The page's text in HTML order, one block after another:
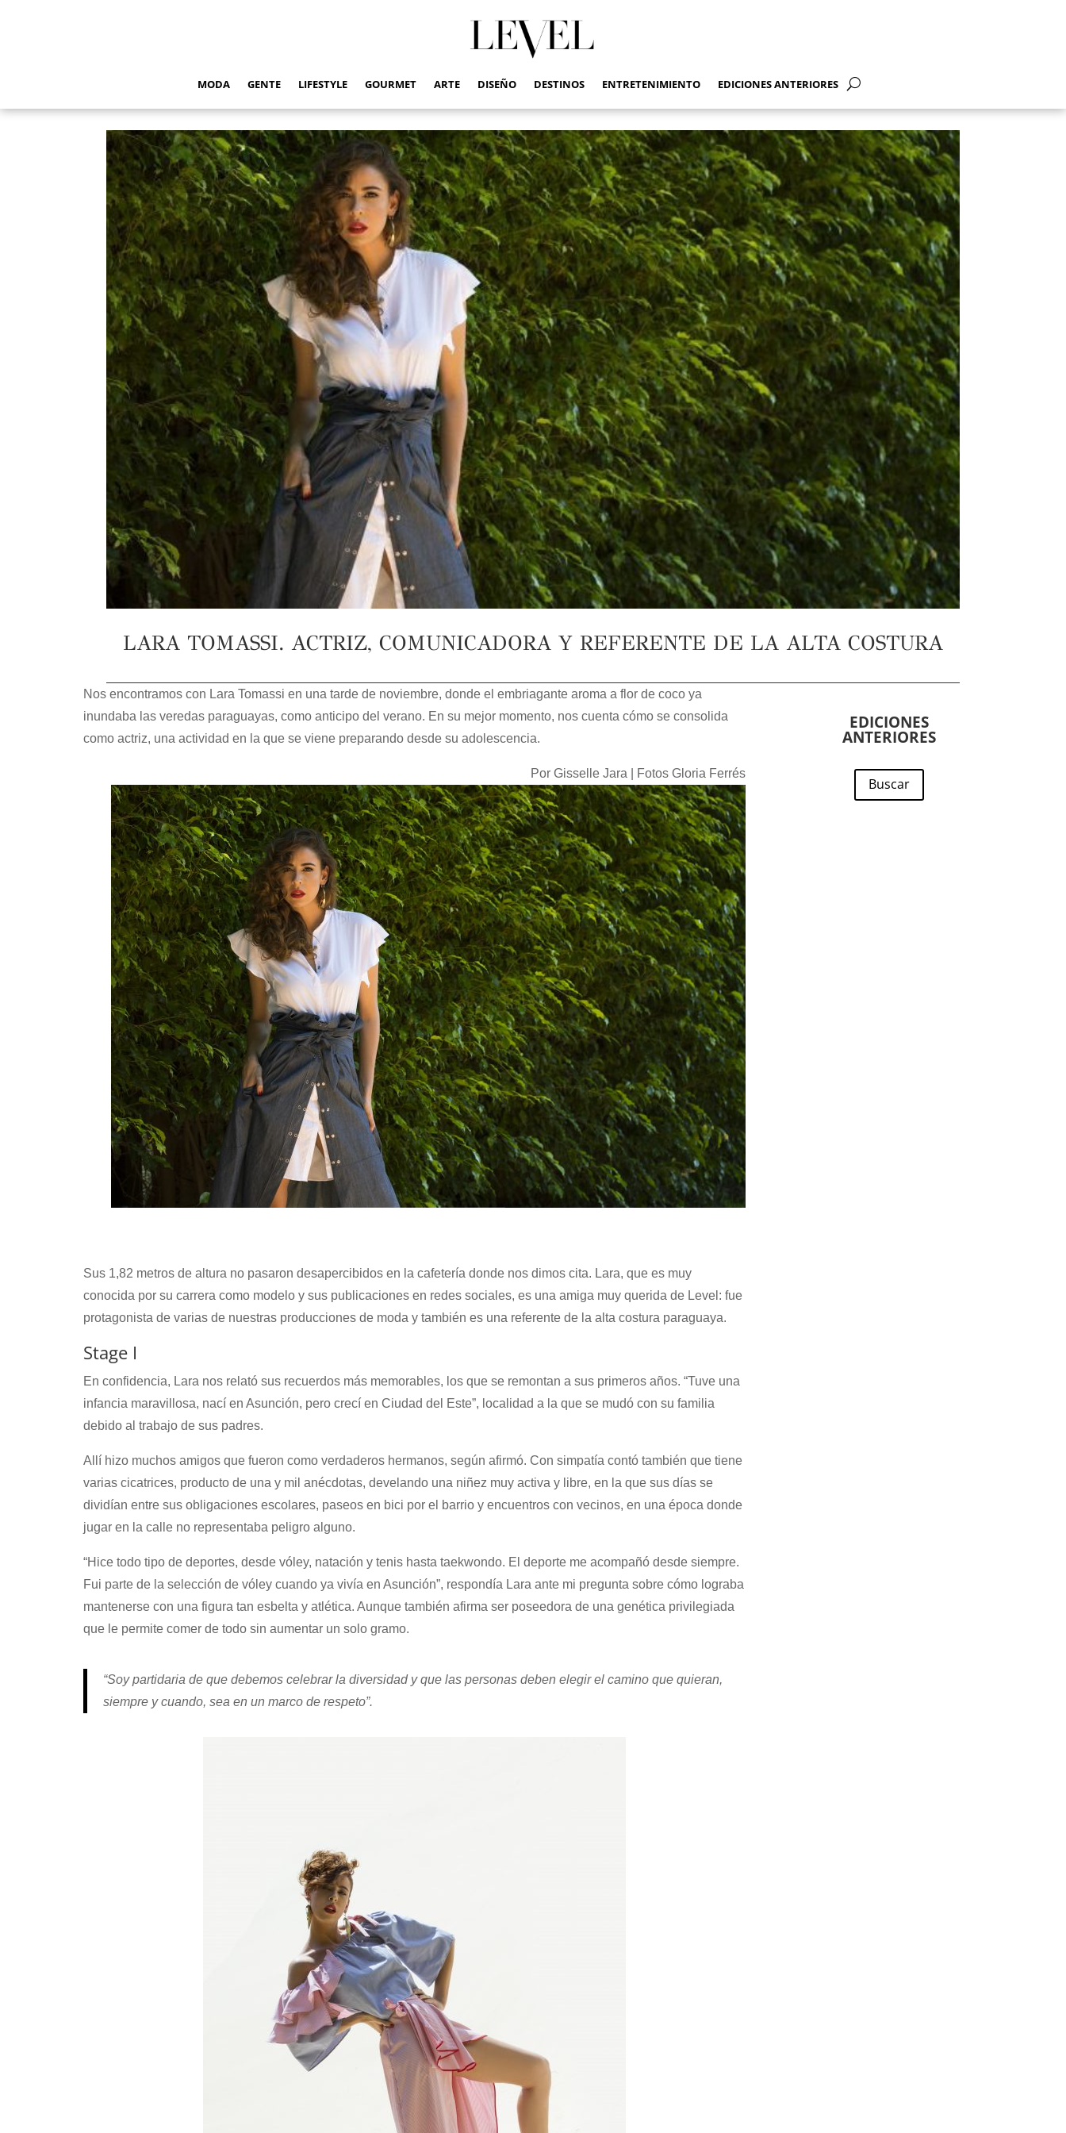
MODA GENTE LIFESTYLE GOURMET ARTE DISEÑO DESTINOS ENTRETENIMIENTO EDICIONES ANTERIORES
LARA TOMASSI. ACTRIZ, COMUNICADORA Y REFERENTE DE LA ALTA COSTURA
Nos encontramos con Lara Tomassi en una tarde de noviembre, donde el embriagante aroma a flor de coco ya
inundaba las veredas paraguayas, como anticipo del verano. En su mejor momento, nos cuenta cómo se consolida
como actriz, una actividad en la que se viene preparando desde su adolescencia.
Por Gisselle Jara | Fotos Gloria Ferrés
Sus 1,82 metros de altura no pasaron desapercibidos en la cafetería donde nos dimos cita. Lara, que es muy
conocida por su carrera como modelo y sus publicaciones en redes sociales, es una amiga muy querida de Level: fue
protagonista de varias de nuestras producciones de moda y también es una referente de la alta costura paraguaya.
Stage I
En confidencia, Lara nos relató sus recuerdos más memorables, los que se remontan a sus primeros años. “Tuve una
infancia maravillosa, nací en Asunción, pero crecí en Ciudad del Este”, localidad a la que se mudó con su familia
debido al trabajo de sus padres.
Allí hizo muchos amigos que fueron como verdaderos hermanos, según afirmó. Con simpatía contó también que tiene
varias cicatrices, producto de una y mil anécdotas, develando una niñez muy activa y libre, en la que sus días se
dividían entre sus obligaciones escolares, paseos en bici por el barrio y encuentros con vecinos, en una época donde
jugar en la calle no representaba peligro alguno.
“Hice todo tipo de deportes, desde vóley, natación y tenis hasta taekwondo. El deporte me acompañó desde siempre.
Fui parte de la selección de vóley cuando ya vivía en Asunción”, respondía Lara ante mi pregunta sobre cómo lograba
mantenerse con una figura tan esbelta y atlética. Aunque también afirma ser poseedora de una genética privilegiada
que le permite comer de todo sin aumentar un solo gramo.
“Soy partidaria de que debemos celebrar la diversidad y que las personas deben elegir el camino que quieran,
siempre y cuando, sea en un marco de respeto”.
EDICIONES
ANTERIORES
Buscar